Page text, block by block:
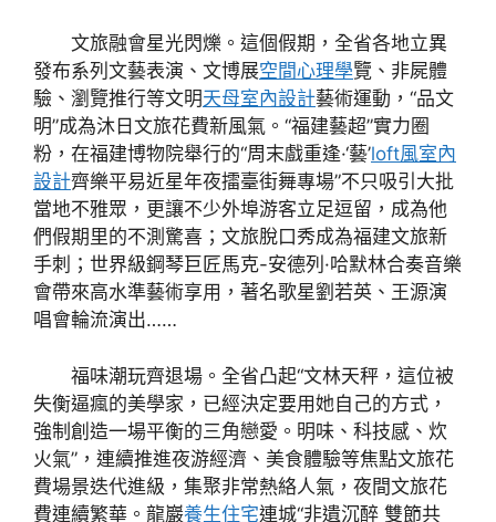
文旅融會星光閃爍。這個假期，全省各地立異
發布系列文藝表演、文博展空間心理學覽、非屍體
驗、瀏覽推行等文明天母室內設計藝術運動，“品文
明”成為沐日文旅花費新風氣。“福建藝超”實力圈
粉，在福建博物院舉行的“周末戲重逢·‘藝’loft風室內
設計齊樂平易近星年夜擂臺街舞專場”不只吸引大批
當地不雅眾，更讓不少外埠游客立足逗留，成為他
們假期里的不測驚喜；文旅脫口秀成為福建文旅新
手刺；世界級鋼琴巨匠馬克-安德列·哈默林合奏音樂
會帶來高水準藝術享用，著名歌星劉若英、王源演
唱會輪流演出……
福味潮玩齊退場。全省凸起“文林天秤，這位被
失衡逼瘋的美學家，已經決定要用她自己的方式，
強制創造一場平衡的三角戀愛。明味、科技感、炊
火氣”，連續推進夜游經濟、美食體驗等焦點文旅花
費場景迭代進級，集聚非常熱絡人氣，夜間文旅花
費連續繁華。龍巖養生住宅連城“非遺沉醉 雙節共